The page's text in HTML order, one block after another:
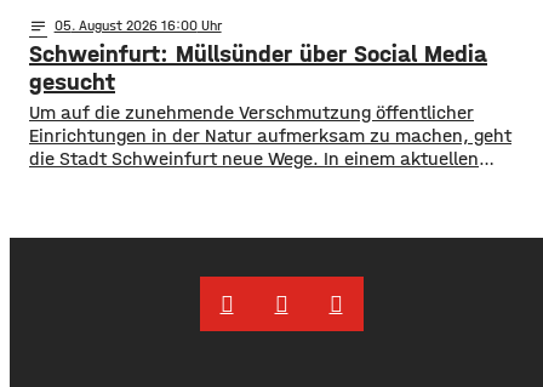
finanziell unterstützen. ​Über 31.000 Euro fließen in
diesem Jahr an den entsprechenden Förderverein des
Krankenhauses. Denn: Allein im letzten Jahr haben sich
120 Menschen aus Marktheidenfeld
notes 05. August 2026 16:00
Schweinfurt: Müllsünder über Social Media
gesucht
Um auf die zunehmende Verschmutzung öffentlicher
Einrichtungen in der Natur aufmerksam zu machen, geht
die Stadt Schweinfurt neue Wege. In einem aktuellen
hingewiesen, dass Bußgelder bis …